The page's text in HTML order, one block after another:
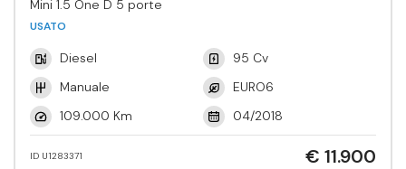
Mini 1.5 One D 5 porte
USATO
Diesel
95 Cv
Manuale
EURO6
109.000 Km
04/2018
ID U1283371 € 11.900